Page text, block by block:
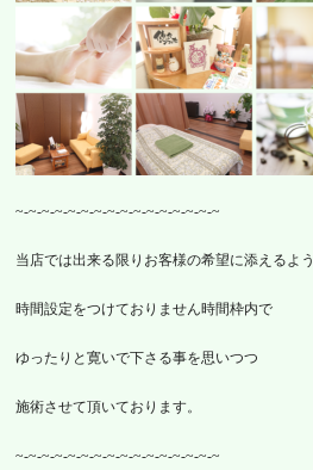
~-~-~-~-~-~-~-~-~-~-~-~-~-~-~-~
当店では出来る限りお客様の希望に添えるよう
時間設定をつけておりません時間枠内で
ゆったりと寛いで下さる事を思いつつ
施術させて頂いております。
~-~-~-~-~-~-~-~-~-~-~-~-~-~-~-~